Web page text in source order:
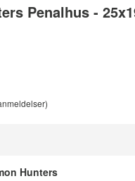
Penalhus -
Hunters